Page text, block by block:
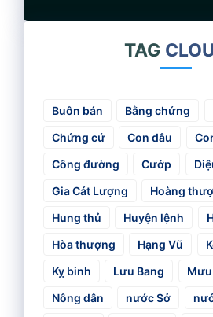
TAG
Buôn bán Bằng chứng
Chứng cứ
Con dâu
Công đường
Cướp
Gia Cát Lượng
Hoàng
Hung thủ
Huyện lệnh
Hòa thượng
Hạng Vũ
Kỵ binh
Lưu Bang
Nông dân
nước Sở